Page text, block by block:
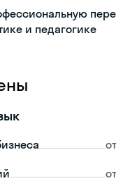
и педагогике